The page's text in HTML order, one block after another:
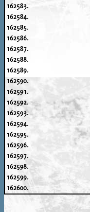
162583.
162584.
162585.
162586.
162587.
162588.
162589.
162590.
162591.
162592.
162593.
162594.
162595.
162596.
162597.
162598.
162599.
162600.